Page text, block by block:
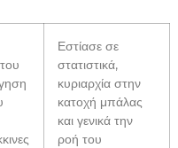
Εστίασε σε
στατιστικά,
κυριαρχία στην
κατοχή μπάλας
και γενικά την
ροή του